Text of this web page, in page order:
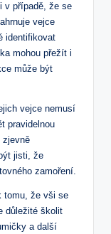
v případě, že se
vejce
identifikovat
mohou přežít i
může být
vejce nemusí
pravidelnou
zjevně
jisti, že
zamoření.
tomu, že vši se
důležité školit
a další